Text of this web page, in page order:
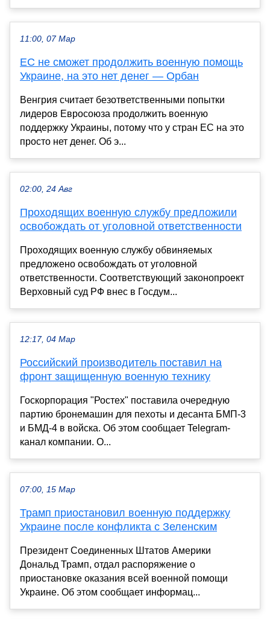
11:00, 07 Мар
ЕС не сможет продолжить военную помощь
Украине, на это нет денег — Орбан
Венгрия считает безответственными попытки
лидеров Евросоюза продолжить военную
поддержку Украины, потому что у стран ЕС на это
просто нет денег. Об э...
02:00, 24 Авг
Проходящих военную службу предложили
освобождать от уголовной ответственности
Проходящих военную службу обвиняемых
предложено освобождать от уголовной
ответственности. Соответствующий законопроект
Верховный суд РФ внес в Госдум...
12:17, 04 Мар
Российский производитель поставил на
фронт защищенную военную технику
Госкорпорация "Ростех" поставила очередную
партию бронемашин для пехоты и десанта БМП-3
и БМД-4 в войска. Об этом сообщает Telegram-
канал компании. О...
07:00, 15 Мар
Трамп приостановил военную поддержку
Украине после конфликта с Зеленским
Президент Соединенных Штатов Америки
Дональд Трамп, отдал распоряжение о
приостановке оказания всей военной помощи
Украине. Об этом сообщает информац...